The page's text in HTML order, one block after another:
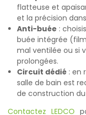
flatteuse et
et la précision
Anti-buée :
buée intégrée
mal ventilée ou si
prolongées.
Circuit dédié : en
salle de bain est
de construction
Contactez LEDCO